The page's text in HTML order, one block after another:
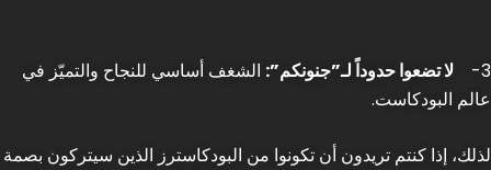
3- لا تضعوا حدوداً لـ”جنونكم”: الشغف أساسي للنجاح والتميّز في
عالم البودكاست.
لذلك، إذا كنتم تريدون أن تكونوا من البودكاسترز الذين سيتركون بصمة